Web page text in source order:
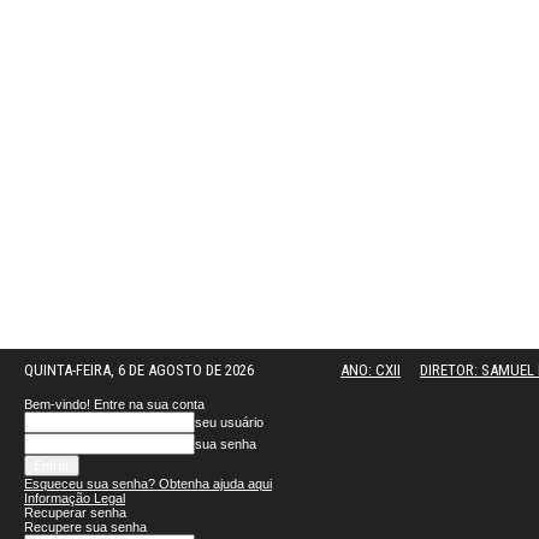
QUINTA-FEIRA, 6 DE AGOSTO DE 2026 ANO: CXII DIRETOR:
Bem-vindo! Entre na sua conta
seu usuário
sua senha
Esqueceu sua senha? Obtenha ajuda aqui
Informação Legal
Recuperar senha
Recupere sua senha